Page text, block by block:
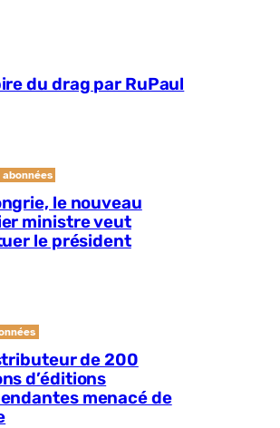
du drag par RuPaul
abonnées
le nouveau
ministre veut
le président
de 200
d’éditions
menacé de